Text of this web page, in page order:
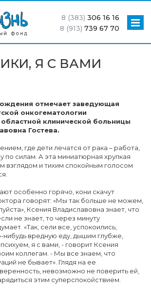
8 (383) 306 16 16
8 (913) 739 67 70
Я С ВАМИ
отмечает заведующая
онкогематологии
клинической больницы
Гостева.
где дети лечатся от рака – работа,
по силам. А эта миниатюрная хрупкая
взглядом и тихим спокойным голосом
особенно горячо, кони скачут
говорят: «Мы так больше не можем,
Ксения Владиславовна знает, что
не знает, то через минуту
«Так, сели все, успокоились,
нибудь вредную еду, дышим глубже,
я с вами, - говорит Ксения
коллегам. - Мы все знаем, что
не бывает». Глядя на ее
невозможно не поверить ей,
этим суперспокойствием.